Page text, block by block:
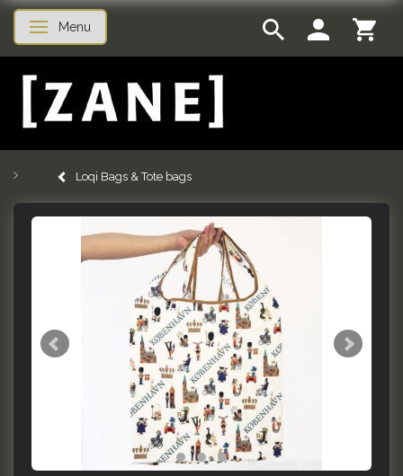
Toggle navigation
Menu
Loqi Bags & Tote bags